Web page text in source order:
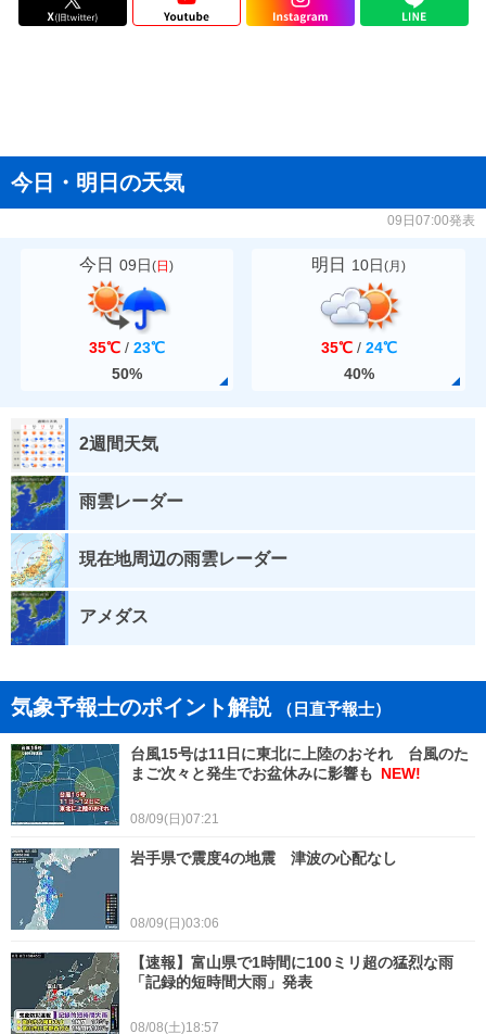
今日・明日の天気
09日07:00発表
今日 09日(日)
35℃ / 23℃
50%
明日 10日(月)
35℃ / 24℃
40%
2週間天気
雨雲レーダー
現在地周辺の雨雲レーダー
アメダス
気象予報士のポイント解説 （日直予報士）
台風15号は11日に東北に上陸のおそれ 台風のた
まご次々と発生でお盆休みに影響も NEW!
08/09(日)07:21
岩手県で震度4の地震 津波の心配なし
08/09(日)03:06
【速報】富山県で1時間に100ミリ超の猛烈な雨
「記録的短時間大雨」発表
08/08(土)18:57